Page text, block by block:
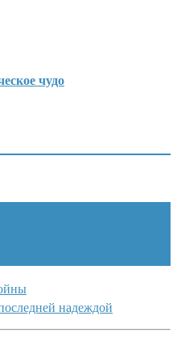
чудо
надеждой